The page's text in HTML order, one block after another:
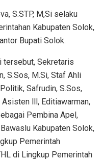
S.STP, M,Si selaku
Kabupaten Solok,
Bupati Solok.
tersebut, Sekretaris
S.Sos, M.Si, Staf Ahli
Safrudin, S.Sos,
lll, Editiawarman,
Pembina Apel,
Kabupaten Solok,
Pemerintah
di Lingkup Pemerintah